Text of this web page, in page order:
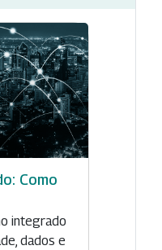
Como
integrado
dados e